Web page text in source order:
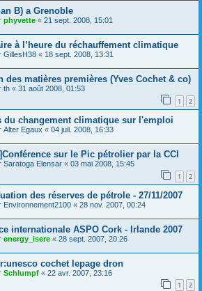
B) a Grenoble
phyvette « 21 sept. 2008, 15:01
à l’heure du réchauffement climatique
GillesH38 « 18 sept. 2008, 13:31
des matières premières (Yves Cochet & co)
th « 31 août 2008, 01:53
1 2
du changement climatique sur l'emploi
Alter Egaux « 04 juil. 2008, 16:33
sur le Pic pétrolier par la CCI
Saratoga Elensar « 03 mai 2008, 15:45
1 2
des réserves de pétrole - 27/11/2007
Environnement2100 « 28 nov. 2007, 00:24
internationale ASPO Cork - Irlande 2007
energy_isere « 28 sept. 2007, 20:26
cochet lepage dron
Schlumpf « 22 avr. 2007, 23:16
1 2